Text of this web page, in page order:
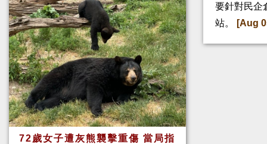
72歲女子遭灰熊襲擊重傷 當局指
要針對民企
站。
[Aug